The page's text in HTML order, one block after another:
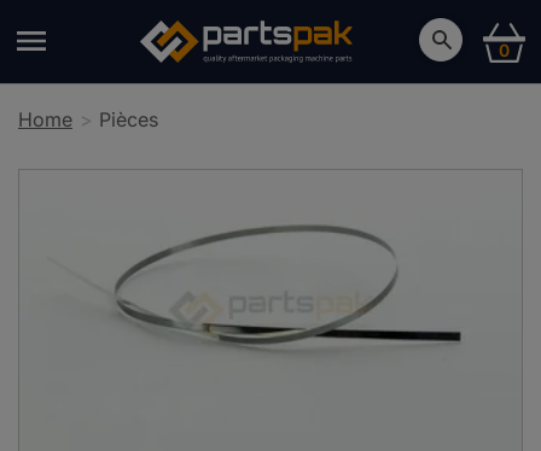
0
Home Pièces